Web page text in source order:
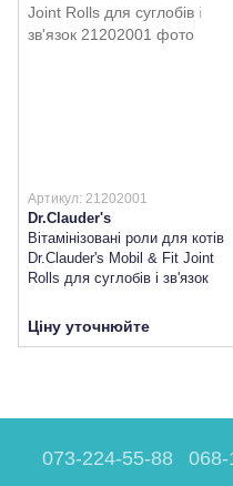
Артикул: 21202001
Dr.Clauder's
Вітамінізовані роли для котів
Dr.Clauder's Mobil & Fit Joint
Rolls для суглобів і зв'язок
Ціну уточнюйте
073-224-55-88
068-